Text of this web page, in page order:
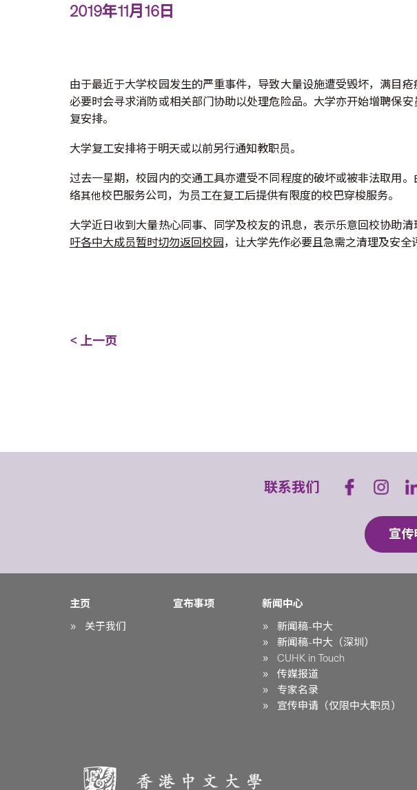
2019年11月16日
由于最近于大学校园发生的严重事件，导致大量设施遭受毁坏，满目
必要时会寻求消防或相关部门协助以处理危险品。大学亦开始增聘保
复安排。
大学复工安排将于明天或以前另行通知教职员。
过去一星期，校园内的交通工具亦遭受不同程度的破坏或被非法取用
络其他校巴服务公司，为员工在复工后提供有限度的校巴穿梭服务。
大学近日收到大量热心同事、同学及校友的讯息，表示乐意回校协助
吁各中大成员暂时切勿返回校园 ，让大学先作必要且急需之清理及安全
< 上一页
联系我们
宣传
主页
关于我们
宣布事项
新闻中心
新闻稿-中大
新闻稿-中大（深圳）
CUHK in Touch
传媒报道
专家名录
宣传申请（仅限中大职员）